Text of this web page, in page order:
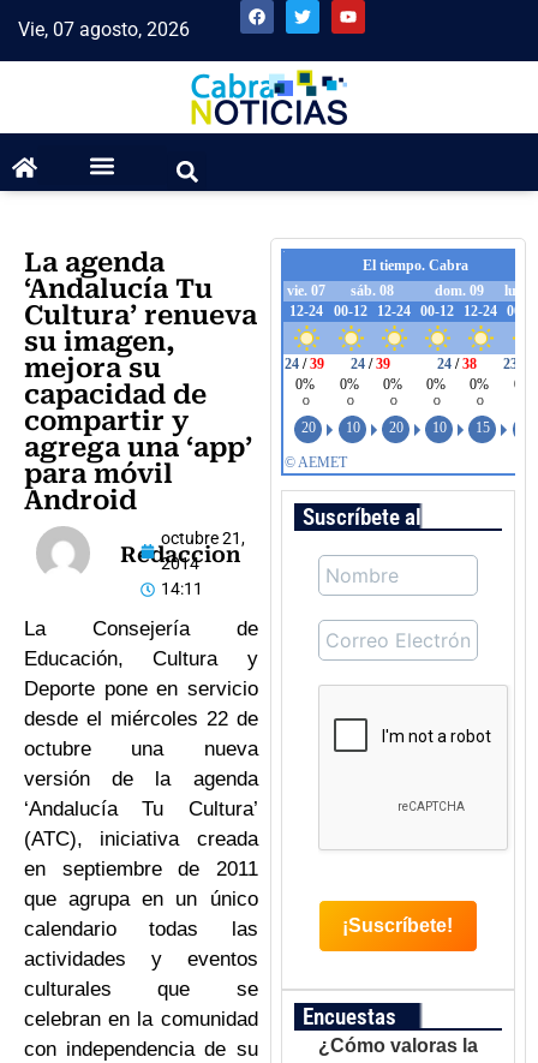
Vie, 07 agosto, 2026
La agenda
‘Andalucía Tu
Cultura’ renueva
su imagen,
mejora su
capacidad de
compartir y
agrega una ‘app’
para móvil
Android
Redaccion
octubre 21,
2014
14:11
La Consejería de
Educación, Cultura y
Deporte pone en servicio
desde el miércoles 22 de
octubre una nueva
versión de la agenda
‘Andalucía Tu Cultura’
(ATC), iniciativa creada
en septiembre de 2011
que agrupa en un único
calendario todas las
actividades y eventos
culturales que se
celebran en la comunidad
con independencia de su
Suscríbete al boletín
Encuestas
¿Cómo valoras la